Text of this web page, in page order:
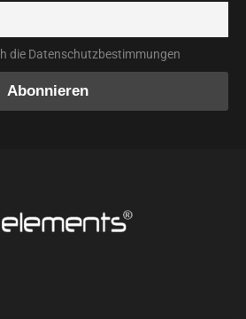
die Datenschutzbestimmungen